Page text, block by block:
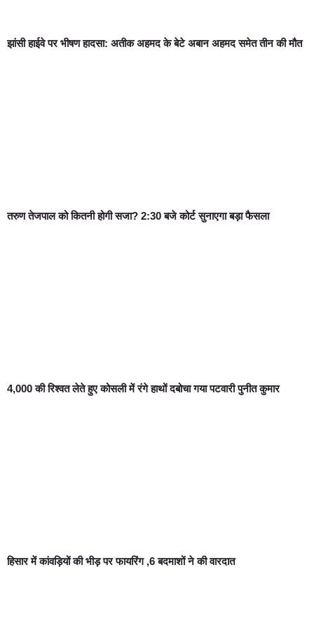
झांसी हाईवे पर भीषण हादसा: अतीक अहमद के बेटे अबान अहमद समेत तीन की मौत
तरुण तेजपाल को कितनी होगी सजा? 2:30 बजे कोर्ट सुनाएगा बड़ा फैसला
4,000 की रिश्वत लेते हुए कोसली में रंगे हाथों दबोचा गया पटवारी पुनीत कुमार
हिसार में कांवड़ियों की भीड़ पर फायरिंग ,6 बदमाशों ने की वारदात